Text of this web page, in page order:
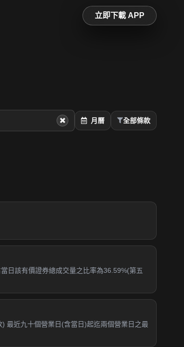
立即下載 APP
月曆 全部條款
日該有價證券總成交量之比率為36.59%(第五
最近九十個營業日(含當日)起迄兩個營業日之最